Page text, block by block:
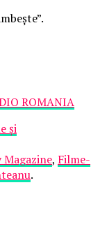
ROMANIA
și
Magazine, Filme-
.